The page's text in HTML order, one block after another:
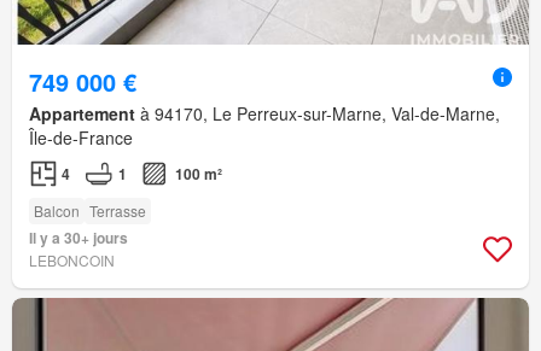
749 000 €
Appartement à 94170, Le Perreux-sur-Marne, Val-de-Marne,
Île-de-France
4 1 100 m²
Balcon Terrasse
Il y a 30+ jours
LEBONCOIN